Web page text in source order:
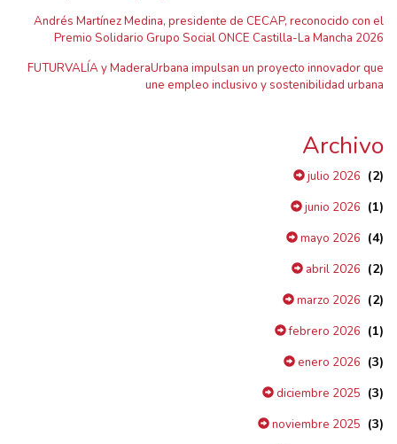
Andrés Martínez Medina, presidente de CECAP, reconocido con el
Premio Solidario Grupo Social ONCE Castilla-La Mancha 2026
FUTURVALÍA y MaderaUrbana impulsan un proyecto innovador que
une empleo inclusivo y sostenibilidad urbana
Archivo
julio 2026 (2)
junio 2026 (1)
mayo 2026 (4)
abril 2026 (2)
marzo 2026 (2)
febrero 2026 (1)
enero 2026 (3)
diciembre 2025 (3)
noviembre 2025 (3)